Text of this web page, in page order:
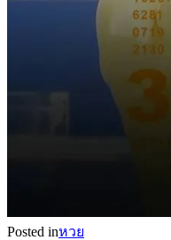
Posted inหวย